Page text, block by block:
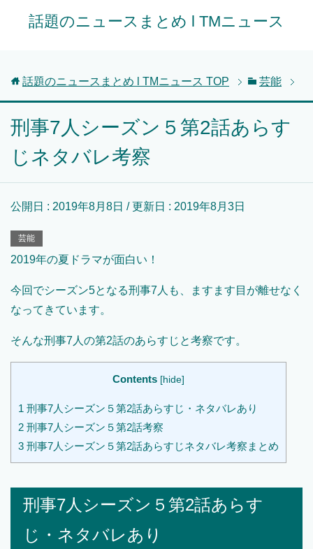
話題のニュースまとめ l TMニュース
話題のニュースまとめ l TMニュース TOP 芸能
刑事7人シーズン５第2話あらす
じネタバレ考察
公開日 : 2019年8月8日 / 更新日 : 2019年8月3日
芸能
2019年の夏ドラマが面白い！
今回でシーズン5となる刑事7人も、ますます目が離せなく
なってきています。
そんな刑事7人の第2話のあらすじと考察です。
Contents [hide]
1 刑事7人シーズン５第2話あらすじ・ネタバレあり
2 刑事7人シーズン５第2話考察
3 刑事7人シーズン５第2話あらすじネタバレ考察まとめ
刑事7人シーズン５第2話あらす
じ・ネタバレあり